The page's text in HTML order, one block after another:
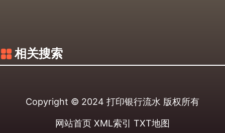
相关搜索
Copyright © 2024 打印银行流水 版权所有
网站首页 XML索引 TXT地图